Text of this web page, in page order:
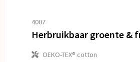
4007
OEKO-TEX® cotton